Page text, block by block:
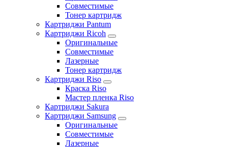
Совместимые
Тонер картридж
Картриджи Pantum
Картриджи Ricoh
Оригинальные
Совместимые
Лазерные
Тонер картридж
Картриджи Riso
Краска Riso
Мастер пленка Riso
Картриджи Sakura
Картриджи Samsung
Оригинальные
Совместимые
Лазерные